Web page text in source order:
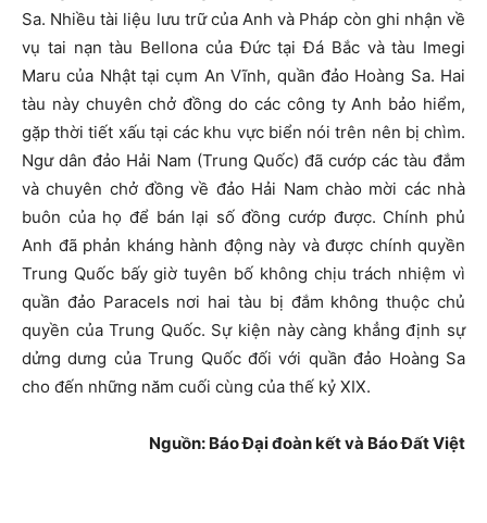
Sa. Nhiều tài liệu lưu trữ của Anh và Pháp còn ghi nhận về
vụ tai nạn tàu Bellona của Đức tại Đá Bắc và tàu Imegi
Maru của Nhật tại cụm An Vĩnh, quần đảo Hoàng Sa. Hai
tàu này chuyên chở đồng do các công ty Anh bảo hiểm,
gặp thời tiết xấu tại các khu vực biển nói trên nên bị chìm.
Ngư dân đảo Hải Nam (Trung Quốc) đã cướp các tàu đắm
và chuyên chở đồng về đảo Hải Nam chào mời các nhà
buôn của họ để bán lại số đồng cướp được. Chính phủ
Anh đã phản kháng hành động này và được chính quyền
Trung Quốc bấy giờ tuyên bố không chịu trách nhiệm vì
quần đảo Paracels nơi hai tàu bị đắm không thuộc chủ
quyền của Trung Quốc. Sự kiện này càng khẳng định sự
dửng dưng của Trung Quốc đối với quần đảo Hoàng Sa
cho đến những năm cuối cùng của thế kỷ XIX.
Nguồn: Báo Đại đoàn kết và Báo Đất Việt